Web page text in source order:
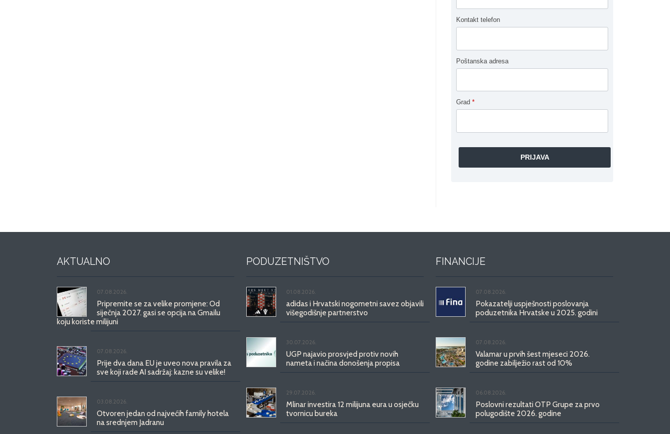
Kontakt telefon
Poštanska adresa
Grad *
AKTUALNO
07.08.2026.
Pripremite se za velike promjene: Od
siječnja 2027. gasi se opcija na Gmailu
koju koriste milijuni
07.08.2026.
Prije dva dana EU je uveo nova pravila za
sve koji rade AI sadržaj: kazne su velike!
03.08.2026.
Otvoren jedan od najvećih family hotela
na srednjem Jadranu
PODUZETNIŠTVO
01.08.2026.
adidas i Hrvatski nogometni savez objavili
višegodišnje partnerstvo
30.07.2026.
UGP najavio prosvjed protiv novih
nameta i načina donošenja propisa
29.07.2026.
Mlinar investira 12 milijuna eura u osječku
tvornicu bureka
FINANCIJE
07.08.2026.
Pokazatelji uspješnosti poslovanja
poduzetnika Hrvatske u 2025. godini
07.08.2026.
Valamar u prvih šest mjeseci 2026.
godine zabilježio rast od 10%
06.08.2026.
Poslovni rezultati OTP Grupe za prvo
polugodište 2026. godine